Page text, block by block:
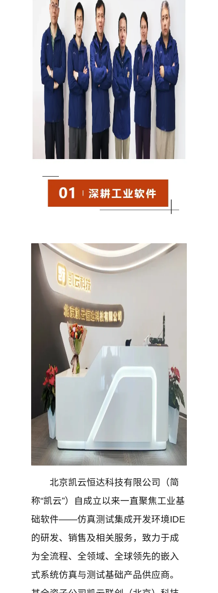
北京凯云恒达科技有限公司（简
称“凯云”）自成立以来一直聚焦工业基
础软件——仿真测试集成开发环境IDE
的研发、销售及相关服务，致力于成
为全流程、全领域、全球领先的嵌入
式系统仿真与测试基础产品供应商。